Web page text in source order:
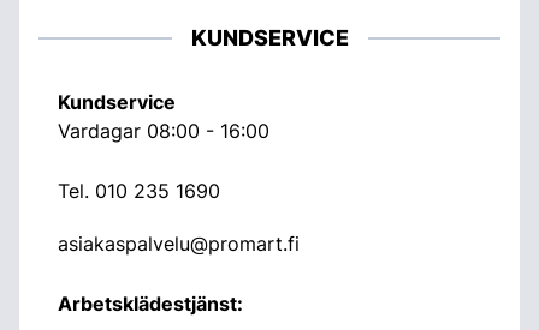
KUNDSERVICE
Kundservice
Vardagar 08:00 - 16:00
Tel. 010 235 1690
asiakaspalvelu@promart.fi
Arbetsklädestjänst: